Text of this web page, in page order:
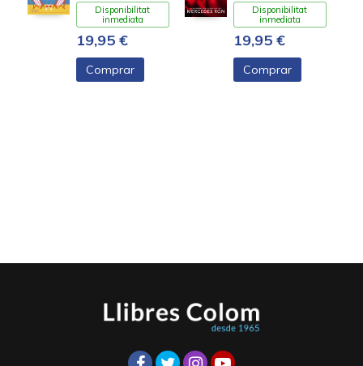
Disponibilitat
inmediata
19,95 €
Comprar
Disponibilitat
inmediata
19,95 €
Comprar